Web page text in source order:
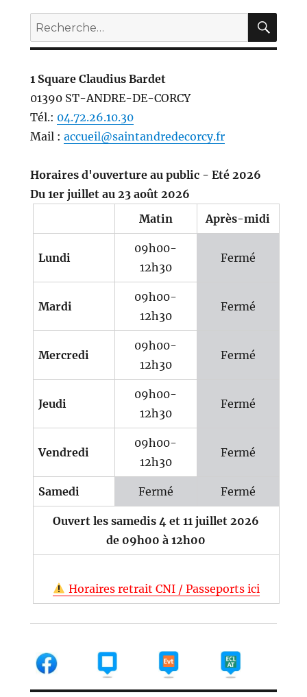
Recherche
pour :
1 Square Claudius Bardet
01390 ST-ANDRE-DE-CORCY
Tél.: 04.72.26.10.30
Mail : accueil@saintandredecorcy.fr
Horaires d'ouverture au public - Eté 2026
Du 1er juillet au 23 août 2026
Matin
Après-midi
Lundi
09h00-
12h30
Fermé
Mardi
09h00-
12h30
Fermé
Mercredi
09h00-
12h30
Fermé
Jeudi
09h00-
12h30
Fermé
Vendredi
09h00-
12h30
Fermé
Samedi Fermé Fermé
Ouvert les samedis 4 et 11 juillet 2026
de 09h00 à 12h00
Horaires retrait CNI / Passeports ici